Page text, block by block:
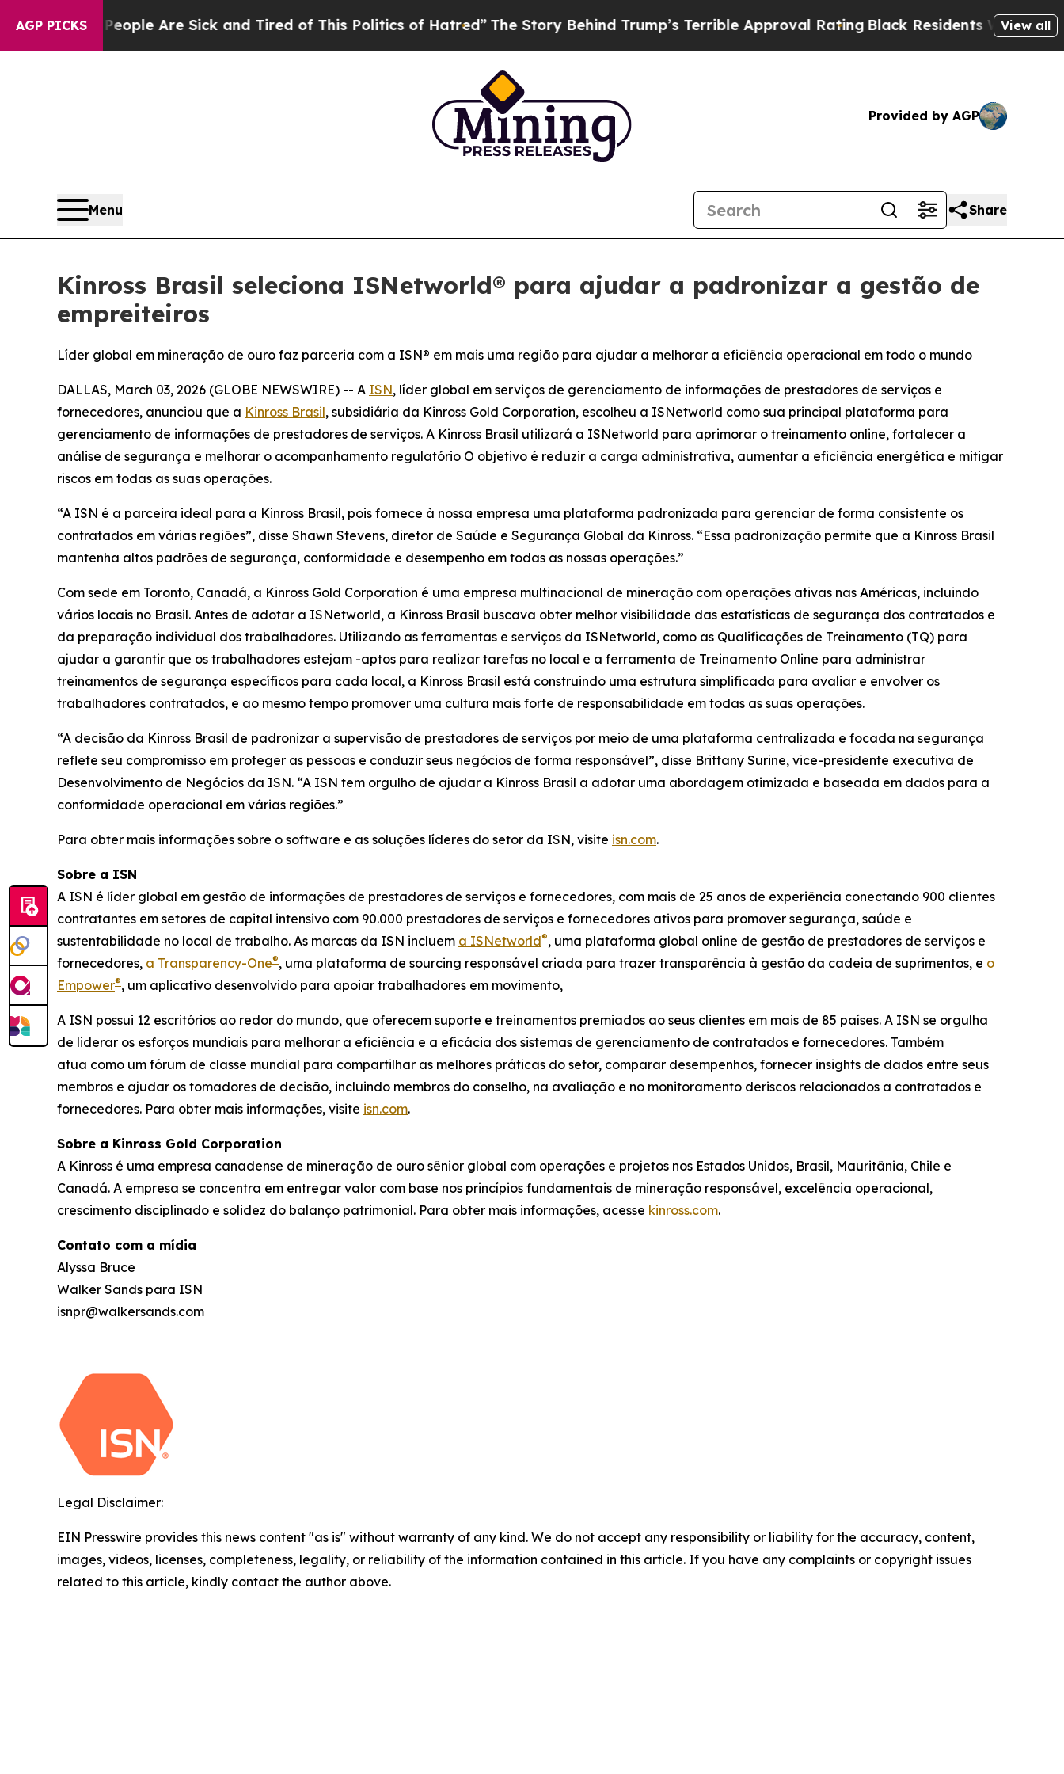
AGP PICKS
“People Are Sick and Tired of This Politics of Hatred”The Story Behind Trump’s Terrible Approval Rating Black Residents Warned ofView all
Provided by AGP
Menu Share
Kinross Brasil seleciona ISNetworld® para ajudar a padronizar a gestão de
empreiteiros
Líder global em mineração de ouro faz parceria com a ISN® em mais uma região para ajudar a melhorar a eficiência operacional em todo o mundo
DALLAS, March 03, 2026 (GLOBE NEWSWIRE) -- A ISN, líder global em serviços de gerenciamento de informações de prestadores de serviços e
fornecedores, anunciou que a Kinross Brasil, subsidiária da Kinross Gold Corporation, escolheu a ISNetworld como sua principal plataforma para
gerenciamento de informações de prestadores de serviços. A Kinross Brasil utilizará a ISNetworld para aprimorar o treinamento online, fortalecer a
análise de segurança e melhorar o acompanhamento regulatório O objetivo é reduzir a carga administrativa, aumentar a eficiência energética e mitigar
riscos em todas as suas operações.
“A ISN é a parceira ideal para a Kinross Brasil, pois fornece à nossa empresa uma plataforma padronizada para gerenciar de forma consistente os
contratados em várias regiões”, disse Shawn Stevens, diretor de Saúde e Segurança Global da Kinross. “Essa padronização permite que a Kinross Brasil
mantenha altos padrões de segurança, conformidade e desempenho em todas as nossas operações.”
Com sede em Toronto, Canadá, a Kinross Gold Corporation é uma empresa multinacional de mineração com operações ativas nas Américas, incluindo
vários locais no Brasil. Antes de adotar a ISNetworld, a Kinross Brasil buscava obter melhor visibilidade das estatísticas de segurança dos contratados e
da preparação individual dos trabalhadores. Utilizando as ferramentas e serviços da ISNetworld, como as Qualificações de Treinamento (TQ) para
ajudar a garantir que os trabalhadores estejam -aptos para realizar tarefas no local e a ferramenta de Treinamento Online para administrar
treinamentos de segurança específicos para cada local, a Kinross Brasil está construindo uma estrutura simplificada para avaliar e envolver os
trabalhadores contratados, e ao mesmo tempo promover uma cultura mais forte de responsabilidade em todas as suas operações.
“A decisão da Kinross Brasil de padronizar a supervisão de prestadores de serviços por meio de uma plataforma centralizada e focada na segurança
reflete seu compromisso em proteger as pessoas e conduzir seus negócios de forma responsável”, disse Brittany Surine, vice-presidente executiva de
Desenvolvimento de Negócios da ISN. “A ISN tem orgulho de ajudar a Kinross Brasil a adotar uma abordagem otimizada e baseada em dados para a
conformidade operacional em várias regiões.”
Para obter mais informações sobre o software e as soluções líderes do setor da ISN, visite isn.com.
Sobre a ISN
A ISN é líder global em gestão de informações de prestadores de serviços e fornecedores, com mais de 25 anos de experiência conectando 900 clientes
contratantes em setores de capital intensivo com 90.000 prestadores de serviços e fornecedores ativos para promover segurança, saúde e
sustentabilidade no local de trabalho. As marcas da ISN incluem a ISNetworld®, uma plataforma global online de gestão de prestadores de serviços e
fornecedores, a Transparency-One®, uma plataforma de sourcing responsável criada para trazer transparência à gestão da cadeia de suprimentos, e o
Empower®, um aplicativo desenvolvido para apoiar trabalhadores em movimento,
A ISN possui 12 escritórios ao redor do mundo, que oferecem suporte e treinamentos premiados ao seus clientes em mais de 85 países. A ISN se orgulha
de liderar os esforços mundiais para melhorar a eficiência e a eficácia dos sistemas de gerenciamento de contratados e fornecedores. Também
atua como um fórum de classe mundial para compartilhar as melhores práticas do setor, comparar desempenhos, fornecer insights de dados entre seus
membros e ajudar os tomadores de decisão, incluindo membros do conselho, na avaliação e no monitoramento deriscos relacionados a contratados e
fornecedores. Para obter mais informações, visite isn.com.
Sobre a Kinross Gold Corporation
A Kinross é uma empresa canadense de mineração de ouro sênior global com operações e projetos nos Estados Unidos, Brasil, Mauritânia, Chile e
Canadá. A empresa se concentra em entregar valor com base nos princípios fundamentais de mineração responsável, excelência operacional,
crescimento disciplinado e solidez do balanço patrimonial. Para obter mais informações, acesse kinross.com.
Contato com a mídia
Alyssa Bruce
Walker Sands para ISN
isnpr@walkersands.com
Legal Disclaimer:
EIN Presswire provides this news content "as is" without warranty of any kind. We do not accept any responsibility or liability for the accuracy, content,
images, videos, licenses, completeness, legality, or reliability of the information contained in this article. If you have any complaints or copyright issues
related to this article, kindly contact the author above.